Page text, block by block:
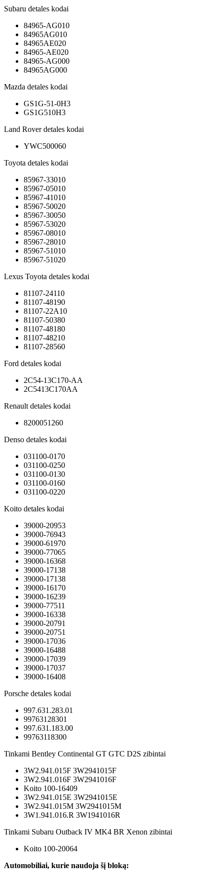
Subaru detales kodai
84965-AG010
84965AG010
84965AE020
84965-AE020
84965-AG000
84965AG000
Mazda detales kodai
GS1G-51-0H3
GS1G510H3
Land Rover detales kodai
YWC500060
Toyota detales kodai
85967-33010
85967-05010
85967-41010
85967-50020
85967-30050
85967-53020
85967-08010
85967-28010
85967-51010
85967-51020
Lexus Toyota detales kodai
81107-24110
81107-48190
81107-22A10
81107-50380
81107-48180
81107-48210
81107-28560
Ford detales kodai
2C54-13C170-AA
2C5413C170AA
Renault detales kodai
8200051260
Denso detales kodai
031100-0170
031100-0250
031100-0130
031100-0160
031100-0220
Koito detales kodai
39000-20953
39000-76943
39000-61970
39000-77065
39000-16368
39000-17138
39000-17138
39000-16170
39000-16239
39000-77511
39000-16338
39000-20791
39000-20751
39000-17036
39000-16488
39000-17039
39000-17037
39000-16408
Porsche detales kodai
997.631.283.01
99763128301
997.631.183.00
99763118300
Tinkami Bentley Continental GT GTC D2S zibintai
3W2.941.015F 3W2941015F
3W2.941.016F 3W2941016F
Koito 100-16409
3W2.941.015E 3W2941015E
3W2.941.015M 3W2941015M
3W1.941.016.R 3W1941016R
Tinkami Subaru Outback IV MK4 BR Xenon zibintai
Koito 100-20064
Automobiliai, kurie naudoja šį bloką: